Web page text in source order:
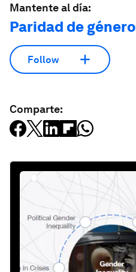
Mantente al día:
Paridad de género
Follow
Comparte: